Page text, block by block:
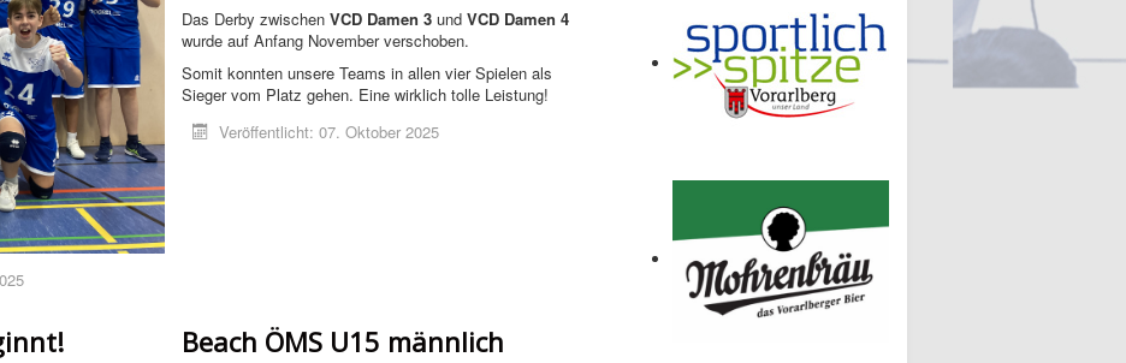
Das Derby zwischenVCD Damen 3 undVCD Damen 4
wurde auf Anfang November verschoben.
Somit konnten unsere Teams in allen vier Spielen als
Sieger vom Platz gehen. Eine wirklich tolle Leistung!
Veröffentlicht: 07. Oktober 2025
Beach ÖMS U15 männlich